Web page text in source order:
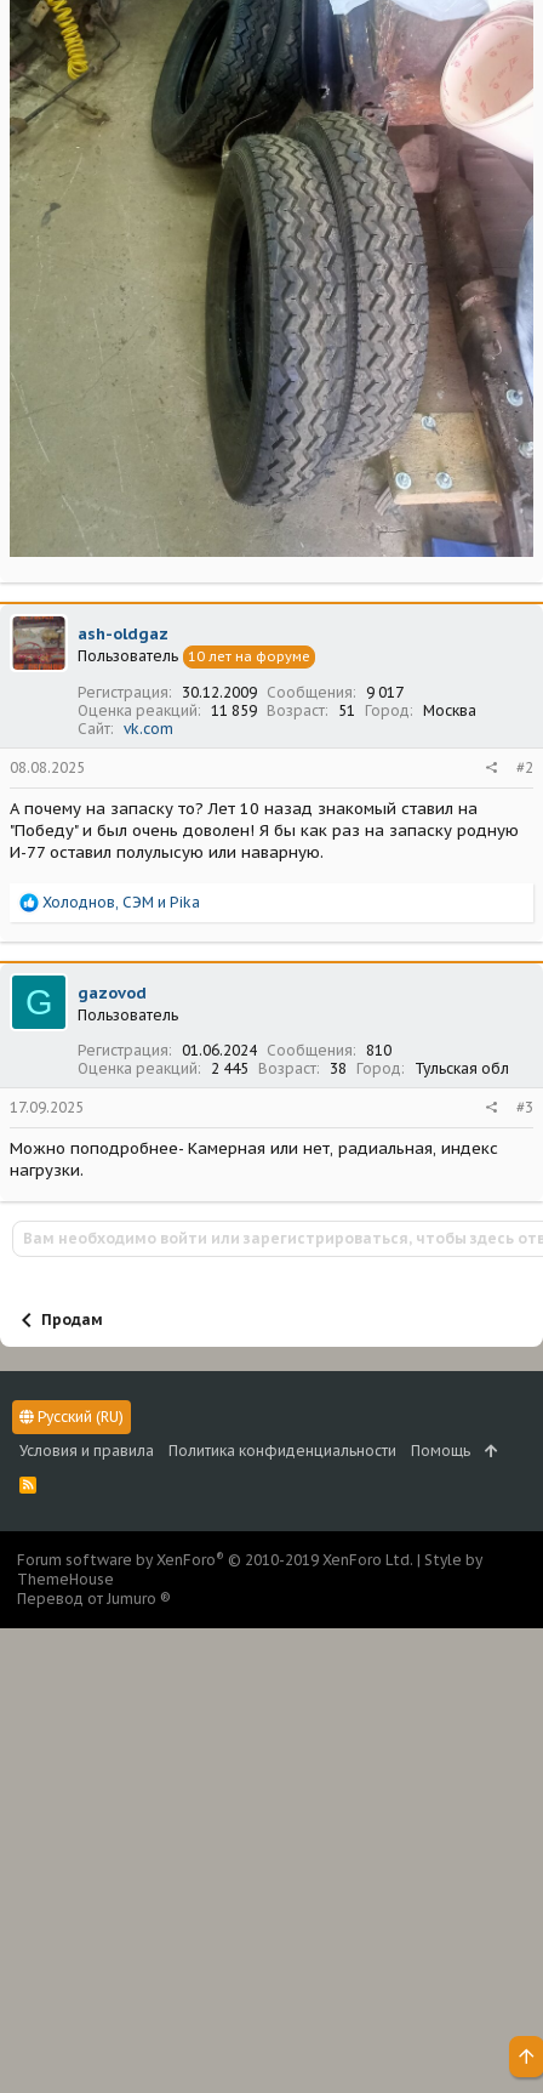
ash-oldgaz
Пользователь 10 лет на форуме
Регистрация 30.12.2009 Сообщения
9 017
Оценка реакций
11 859 Возраст 51 Город
Москва
Сайт
vk.com
08.08.2025 #2
А почему на запаску то? Лет 10 назад знакомый ставил на
"Победу" и был очень доволен! Я бы как раз на запаску родную
И-77 оставил полулысую или наварную.
Р
а
к
ц
и
и
Холоднов, СЭМ и Pika
G gazovod
Пользователь
Регистрация
01.06.2024 Сообщения
810
Оценка реакций
2 445 Возраст 38 Город Тульская обл
17.09.2025 #3
Можно поподробнее- Камерная или нет, радиальная, индекс
нагрузки.
Вам необходимо войти или зарегистрироваться, чтобы здесь
Продам
Русский (RU)
Условия и правила
Политика конфиденциальности Помощь
R
Forum software by XenForo® © 2010-2019 XenForo Ltd. | Style by
ThemeHouse
Перевод от Jumuro ®